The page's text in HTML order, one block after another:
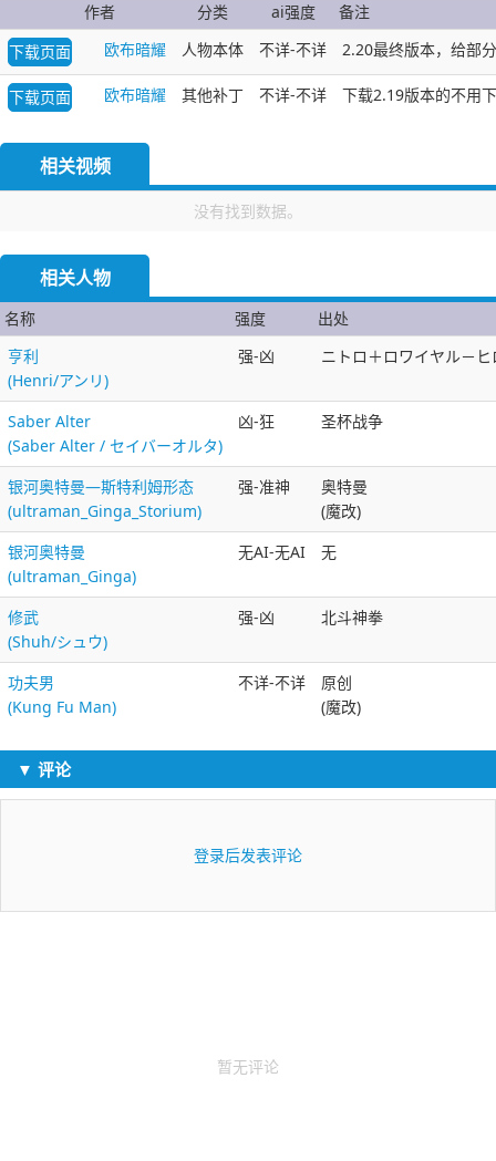
作者 分类 ai强度
备注
下载页面
欧布暗耀 人物本体 不详-不详 2.20最终版本，给部
下载页面 欧布暗耀 其他补丁 不详-不详 下载2.19版本的不用
相关视频
没有找到数据。
相关人物
名称 强度
出处
亨利
(Henri/アンリ)
强-凶 ニトロ＋ロワイヤル－
Saber Alter
(Saber Alter / セイバーオルタ)
凶-狂 圣杯战争
银河奥特曼—斯特利姆形态
(ultraman_Ginga_Storium)
强-准神
奥特曼
(魔改)
银河奥特曼
(ultraman_Ginga)
无AI-无AI 无
修武
(Shuh/シュウ)
强-凶 北斗神拳
功夫男
(Kung Fu Man)
不详-不详
原创
(魔改)
▼ 评论
登录后发表评论
暂无评论